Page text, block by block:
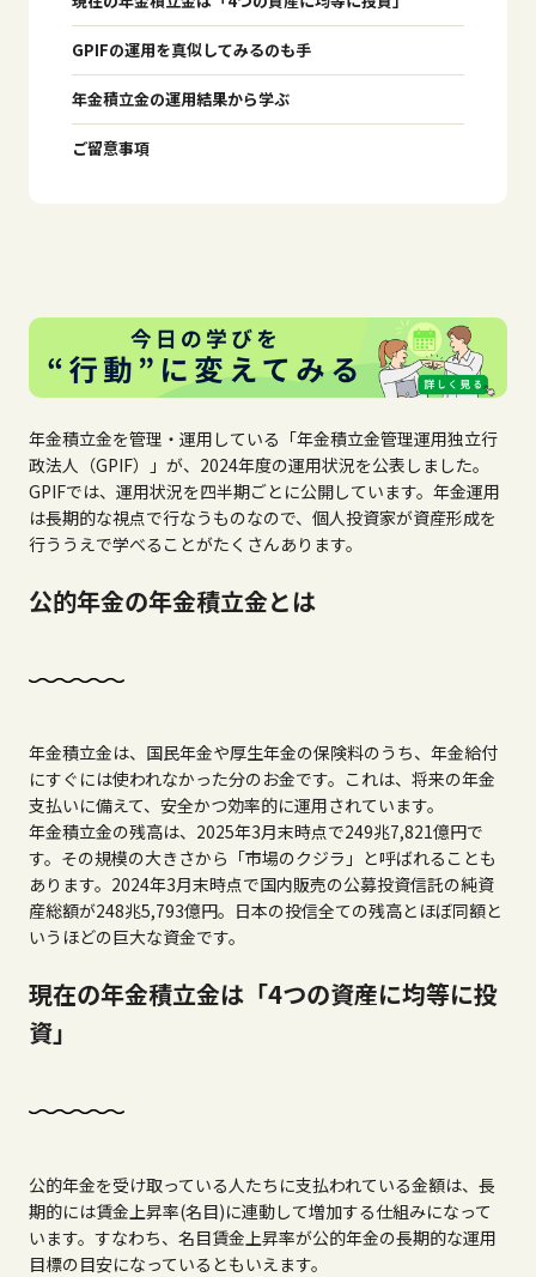
GPIFの運用を真似してみるのも手
年金積立金の運用結果から学ぶ
ご留意事項
年金積立金を管理・運用している「年金積立金管理運用独立行
政法人（GPIF）」が、2024年度の運用状況を公表しました。
GPIFでは、運用状況を四半期ごとに公開しています。年金運用
は長期的な視点で行なうものなので、個人投資家が資産形成を
行ううえで学べることがたくさんあります。
公的年金の年金積立金とは
年金積立金は、国民年金や厚生年金の保険料のうち、年金給付
にすぐには使われなかった分のお金です。これは、将来の年金
支払いに備えて、安全かつ効率的に運用されています。
年金積立金の残高は、2025年3月末時点で249兆7,821億円で
す。その規模の大きさから「市場のクジラ」と呼ばれることも
あります。2024年3月末時点で国内販売の公募投資信託の純資
産総額が248兆5,793億円。日本の投信全ての残高とほぼ同額と
いうほどの巨大な資金です。
現在の年金積立金は「4つの資産に均等に投
資」
公的年金を受け取っている人たちに支払われている金額は、長
期的には賃金上昇率(名目)に連動して増加する仕組みになって
います。すなわち、名目賃金上昇率が公的年金の長期的な運用
目標の目安になっているともいえます。